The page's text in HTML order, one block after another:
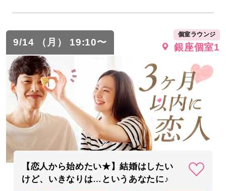
9/14 （月） 19:10〜
個室ラウンジ
銀座個室1
【恋人から始めたい★】結婚はしたい
けど、いきなりは…というあなたに♪